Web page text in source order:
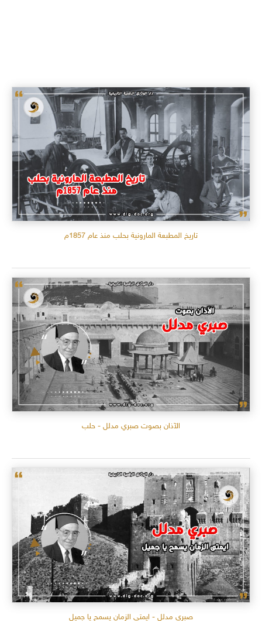
تاريخ المطبعة المارونية بحلب منذ عام 1857م
الآذان بصوت صبري مدلل - حلب
صبري مدلل - ايمتى الزمان يسمح يا جميل